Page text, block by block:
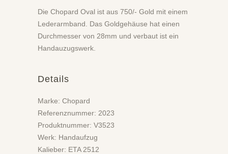
Die Chopard Oval ist aus 750/- Gold mit einem
Lederarmband. Das Goldgehäuse hat einen
Durchmesser von 28mm und verbaut ist ein
Handauzugswerk.
Details
Marke: Chopard
Referenznummer: 2023
Produktnummer: V3523
Werk: Handaufzug
Kalieber: ETA 2512